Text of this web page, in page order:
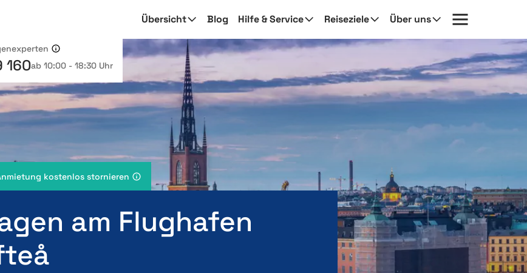
Übersicht Blog Hilfe & Service Reiseziele Über uns
160ab 10:00 - 18:30 Uhr
kostenlos stornieren
am Flughafen